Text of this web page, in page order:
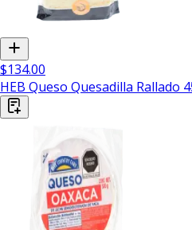
$134.00
HEB Queso Quesadilla Rallado